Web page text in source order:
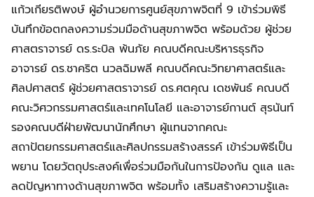
แก้วเกียรติพงษ์ ผู้อำนวยการศูนย์สุขภาพจิตที่ 9 เข้าร่วมพิธี
บันทึกข้อตกลงความร่วมมือด้านสุขภาพจิต พร้อมด้วย ผู้ช่วย
ศาสตราจารย์ ดร.ระบิล พ้นภัย คณบดีคณะบริหารธุรกิจ
อาจารย์ ดร.ชาคริต นวลฉิมพลี คณบดีคณะวิทยาศาสตร์และ
ศิลปศาสตร์ ผู้ช่วยศาสตราจารย์ ดร.ศตคุณ เดชพันธ์ คณบดี
คณะวิศวกรรมศาสตร์และเทคโนโลยี และอาจารย์กานต์ สุรนันท์
รองคณบดีฝ่ายพัฒนานักศึกษา ผู้แทนจากคณะ
สถาปัตยกรรมศาสตร์และศิลปกรรมสร้างสรรค์ เข้าร่วมพิธีเป็น
พยาน โดยวัตถุประสงค์เพื่อร่วมมือกันในการป้องกัน ดูแล และ
ลดปัญหาทางด้านสุขภาพจิต พร้อมทั้ง เสริมสร้างความรู้และ